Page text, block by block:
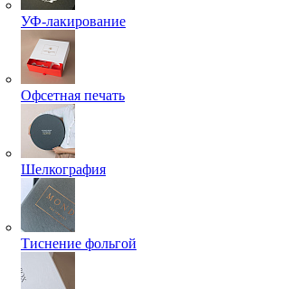
УФ-лакирование
Офсетная печать
Шелкография
Тиснение фольгой